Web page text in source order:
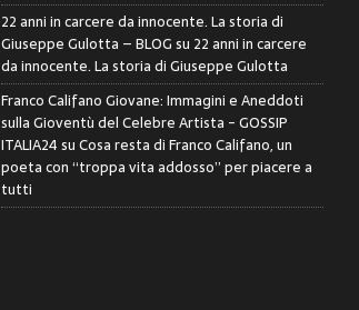
22 anni in carcere da innocente. La storia di
Giuseppe Gulotta – BLOGsu 22 anni in carcere
da innocente. La storia di Giuseppe Gulotta
Franco Califano Giovane: Immagini e Aneddoti
sulla Gioventù del Celebre Artista - GOSSIP
ITALIA24suCosa resta di Franco Califano, un
poeta con “troppa vita addosso” per piacere a
tutti